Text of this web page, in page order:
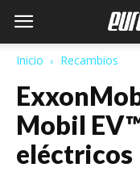
Inicio Recambios
Mobil
eléctricos